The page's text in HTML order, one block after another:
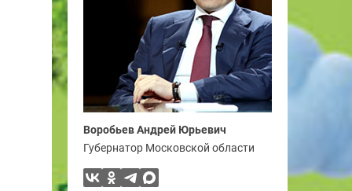
Воробьев Андрей Юрьевич
Губернатор Московской области